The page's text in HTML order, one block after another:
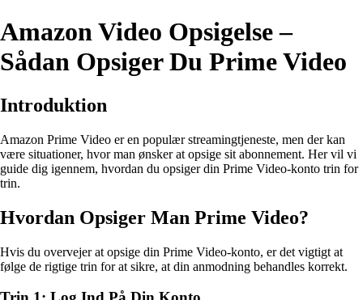
Amazon Video Opsigelse –
Sådan Opsiger Du Prime Video
Introduktion
Amazon Prime Video er en populær streamingtjeneste, men der kan
være situationer, hvor man ønsker at opsige sit abonnement. Her vil vi
guide dig igennem, hvordan du opsiger din Prime Video-konto trin for
trin.
Hvordan Opsiger Man Prime Video?
Hvis du overvejer at opsige din Prime Video-konto, er det vigtigt at
følge de rigtige trin for at sikre, at din anmodning behandles korrekt.